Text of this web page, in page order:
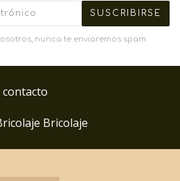
nunca te enviaremos spam
contacto
Bricolaje